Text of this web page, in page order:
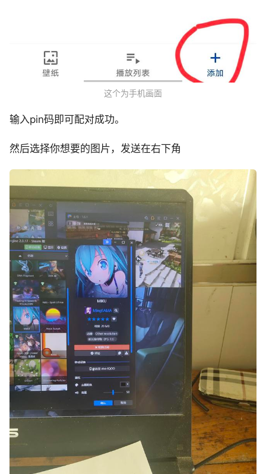
这个为手机画面
输入pin码即可配对成功。
然后选择你想要的图片，发送在右下角